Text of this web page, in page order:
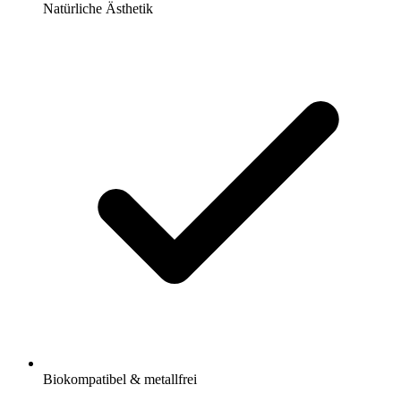
Natürliche Ästhetik
Biokompatibel & metallfrei